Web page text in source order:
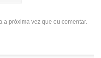
a próxima vez que eu comentar.